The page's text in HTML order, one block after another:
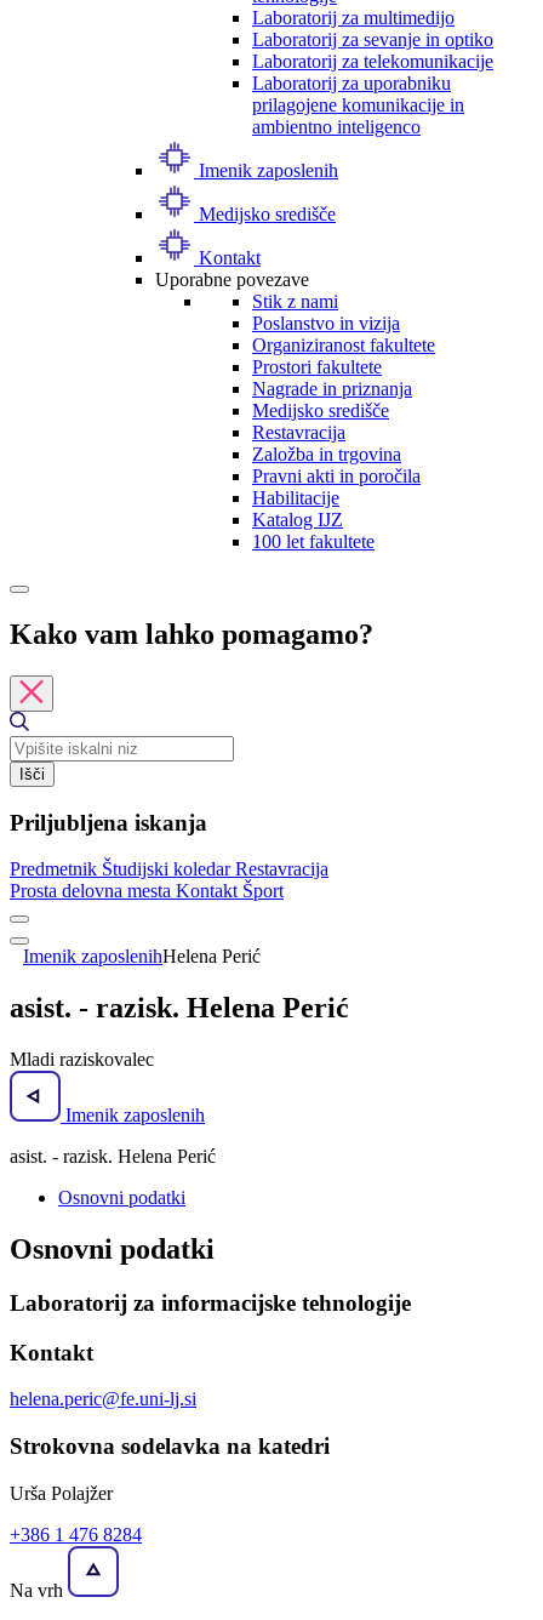
Laboratorij za multimedijo
Laboratorij za sevanje in optiko
Laboratorij za telekomunikacije
Laboratorij za uporabniku
prilagojene komunikacije in
ambientno inteligenco
Imenik zaposlenih
Medijsko središče
Kontakt
Uporabne povezave
Stik z nami
Poslanstvo in vizija
Organiziranost fakultete
Prostori fakultete
Nagrade in priznanja
Medijsko središče
Restavracija
Založba in trgovina
Pravni akti in poročila
Habilitacije
Katalog IJZ
100 let fakultete
Kako vam lahko pomagamo?
Išči
Priljubljena iskanja
Predmetnik Študijski koledarRestavracija
Prosta delovna mesta Kontakt Šport
Imenik zaposlenihHelena Perić
asist. - razisk. Helena Perić
Mladi raziskovalec
Imenik zaposlenih
asist. - razisk. Helena Perić
Osnovni podatki
Osnovni podatki
Laboratorij za informacijske tehnologije
Kontakt
helena.peric@fe.uni-lj.si
Strokovna sodelavka na katedri
Urša Polajžer
+386 1 476 8284
Na vrh